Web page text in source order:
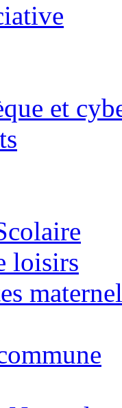
et
loisirs